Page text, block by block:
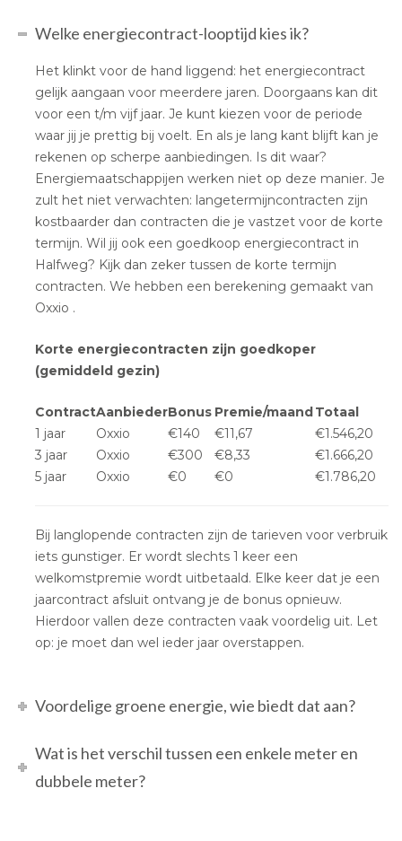
Welke energiecontract-looptijd kies ik?
Het klinkt voor de hand liggend: het energiecontract
gelijk aangaan voor meerdere jaren. Doorgaans kan dit
voor een t/m vijf jaar. Je kunt kiezen voor de periode
waar jij je prettig bij voelt. En als je lang kant blijft kan je
rekenen op scherpe aanbiedingen. Is dit waar?
Energiemaatschappijen werken niet op deze manier. Je
zult het niet verwachten: langetermijncontracten zijn
kostbaarder dan contracten die je vastzet voor de korte
termijn. Wil jij ook een goedkoop energiecontract in
Halfweg? Kijk dan zeker tussen de korte termijn
contracten. We hebben een berekening gemaakt van
Oxxio .
Korte energiecontracten zijn goedkoper
(gemiddeld gezin)
ContractAanbiederBonus Premie/maandTotaal
1 jaar
Oxxio €140 €11,67
€1.546,20
3 jaar
Oxxio €300 €8,33
€1.666,20
5 jaar
Oxxio €0 €0 €1.786,20
Bij langlopende contracten zijn de tarieven voor verbruik
iets gunstiger. Er wordt slechts 1 keer een
welkomstpremie wordt uitbetaald. Elke keer dat je een
jaarcontract afsluit ontvang je de bonus opnieuw.
Hierdoor vallen deze contracten vaak voordelig uit. Let
op: je moet dan wel ieder jaar overstappen.
Voordelige groene energie, wie biedt dat aan?
Wat is het verschil tussen een enkele meter en
dubbele meter?